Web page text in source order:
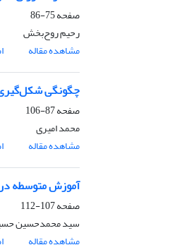
صفحه75-86
رحیم روح‌بخش
مشاهده مقاله
چگونگی
صفحه87-106
محمد امیری
مشاهده مقاله
آموزش متوسطه در بازه
صفحه107-112
سید محمدحسین